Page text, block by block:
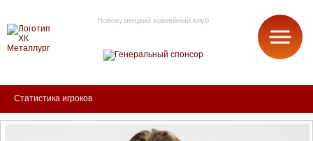
Новокузнецкий хоккейный клуб
Статистика игроков